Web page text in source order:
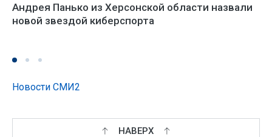
Андрея Панько из Херсонской области назвали
новой звездой киберспорта
Новости СМИ2
НАВЕРХ